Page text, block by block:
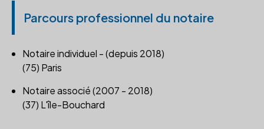
Parcours professionnel du notaire
Notaire individuel - (depuis 2018)
(75) Paris
Notaire associé (2007 - 2018)
(37) L'île-Bouchard